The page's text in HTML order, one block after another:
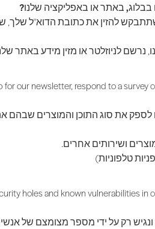
באתר או באפליקציה שלנו?
שתתבקש להזין את כתובת הדוא"ל
לניוזלטר או מזין מידע באתר
our newsletter, respond to a
את סוג התוכן והמוצרים שבהם
ושירותים אחרים.
טלפוניות)
holes and known vulnerabilities in
רק על ידי מספר מצומצם של